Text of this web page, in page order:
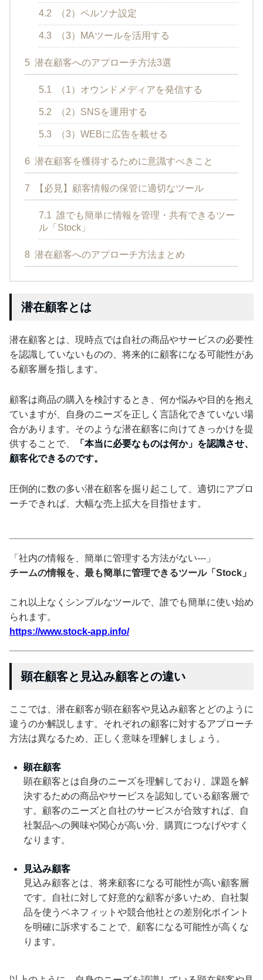
4.2 （2）ペルソナ設定
4.3 （3）MAツールを活用する
5 潜在顧客へのアプローチ方法3選
5.1 （1）オウンドメディアを発信する
5.2 （2）SNSを運用する
5.3 （3）WEBに広告を載せる
6 潜在顧客を獲得するために意識すべきこと
7 【必見】顧客情報の保管に適切なツール
7.1 誰でも簡単に情報を管理・共有できるツー
ル「Stock」
8 潜在顧客へのアプローチ方法まとめ
潜在顧客とは
潜在顧客とは、現時点では自社の商品やサービスの必要性
を認識していないものの、将来的に顧客になる可能性があ
る顧客層を指します。
顧客は商品の購入を検討するとき、何か悩みや目的を抱え
ていますが、自身のニーズを正しく言語化できていない場
合があります。そのような潜在顧客に向けてきっかけを提
供することで、
「本当に必要なものは何か」を認識させ、
顧客化できるのです。
圧倒的に数の多い潜在顧客を掘り起こして、適切にアプロ
ーチできれば、大幅な売上拡大を目指せます。
「社内の情報を、簡単に管理する方法がない---」
チームの情報を、最も簡単に管理できるツール「Stock」
これ以上なくシンプルなツールで、誰でも簡単に使い始め
られます。
https://www.stock-app.info/
顕在顧客と見込み顧客との違い
ここでは、潜在顧客が顕在顧客や見込み顧客とどのように
違うのか解説します。それぞれの顧客に対するアプローチ
方法は異なるため、正しく意味を理解しましょう。
顕在顧客
顕在顧客とは自身のニーズを理解しており、課題を解
決するための商品やサービスを認知している顧客層で
す。顧客のニーズと自社のサービスが合致すれば、自
社製品への興味や関心が高い分、購買につなげやすく
なります。
見込み顧客
見込み顧客とは、将来顧客になる可能性が高い顧客層
です。自社に対して好意的な顧客が多いため、自社製
品を使うベネフィットや競合他社との差別化ポイント
を明確に訴求することで、顧客になる可能性が高くな
ります。